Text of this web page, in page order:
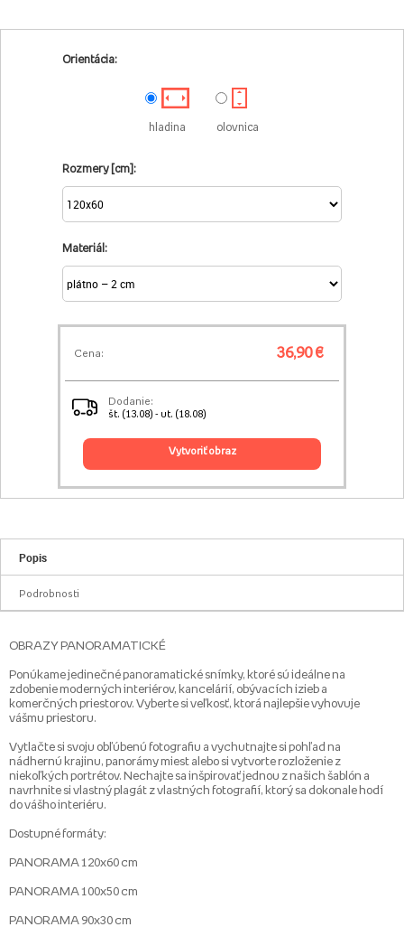
Orientácia:
hladina olovnica
Rozmery [cm]:
Materiál:
Cena: 36,90 €
Dodanie:
št. (13.08) - ut. (18.08)
vytvoriť obraz
Popis
Podrobnosti
OBRAZY PANORAMATICKÉ
Ponúkame jedinečné panoramatické snímky, ktoré sú ideálne na
zdobenie moderných interiérov, kancelárií, obývacích izieb a
komerčných priestorov. Vyberte si veľkosť, ktorá najlepšie vyhovuje
vášmu priestoru.
Vytlačte si svoju obľúbenú fotografiu a vychutnajte si pohľad na
nádhernú krajinu, panorámy miest alebo si vytvorte rozloženie z
niekoľkých portrétov. Nechajte sa inšpirovať jednou z našich šablón a
navrhnite si vlastný plagát z vlastných fotografií, ktorý sa dokonale hodí
do vášho interiéru.
Dostupné formáty:
PANORAMA 120x60 cm
PANORAMA 100x50 cm
PANORAMA 90x30 cm